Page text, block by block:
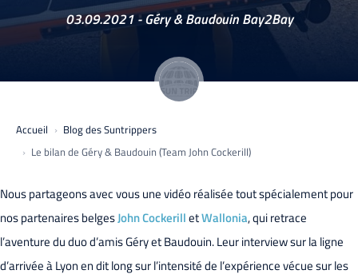
03.09.2021 -Géry & Baudouin Bay2Bay
Accueil
Blog des Suntrippers
Le bilan de Géry & Baudouin (Team John Cockerill)
Nous partageons avec vous une vidéo réalisée tout spécialement pour
nos partenaires belgesJohn CockerilletWallonia, qui retrace
l’aventure du duo d’amis Géry et Baudouin. Leur interview sur la ligne
d’arrivée à Lyon en dit long sur l’intensité de l’expérience vécue sur les